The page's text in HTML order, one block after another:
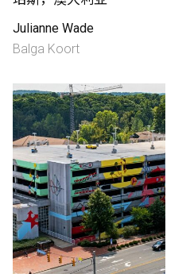
Julianne Wade
Balga Koort